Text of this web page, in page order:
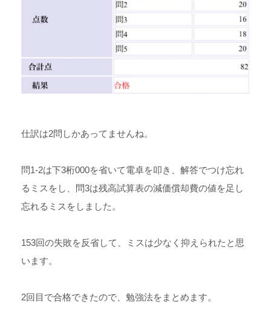
仕訳は2問しかあってませんね。
問1-2は下3桁000を省いて電卓を叩き、解答でつけ忘れ
るミスをし、問3は残高試算表の減価償却費の値を足し
忘れるミスをしました。
153回の失敗を反省して、ミスは少なく抑えられたと思
います。
2回目で合格できたので、勉強法をまとめます。